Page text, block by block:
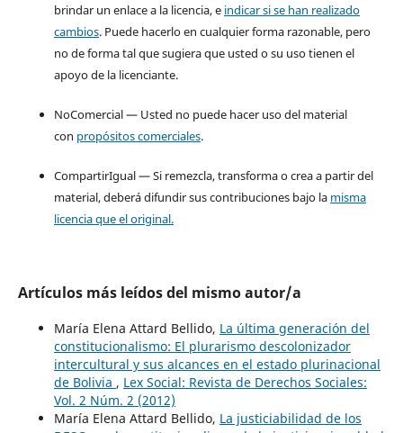
brindar un enlace a la licencia, e indicar si se han realizado
cambios. Puede hacerlo en cualquier forma razonable, pero
no de forma tal que sugiera que usted o su uso tienen el
apoyo de la licenciante.
NoComercial — Usted no puede hacer uso del material
con propósitos comerciales.
CompartirIgual — Si remezcla, transforma o crea a partir del
material, deberá difundir sus contribuciones bajo la misma
licencia que el original.
Artículos más leídos del mismo autor/a
María Elena Attard Bellido, La última generación del
constitucionalismo: El plurarismo descolonizador
intercultural y sus alcances en el estado plurinacional
de Bolivia , Lex Social: Revista de Derechos Sociales:
Vol. 2 Núm. 2 (2012)
María Elena Attard Bellido, La justiciabilidad de los